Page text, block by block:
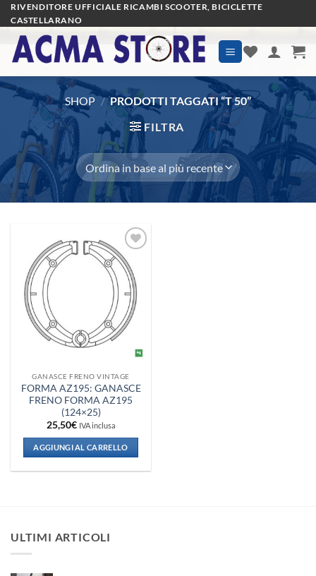
Salta
ai
contenuti
RIVENDITORE UFFICIALE RICAMBI SCOOTER, BICICLETTE
CASTELLARANO
SHOP / PRODOTTI TAGGATI “T 50”
FILTRA
Aggiungi
alla lista
dei
desideri
GANASCE FRENO VINTAGE
FORMA AZ195: GANASCE
FRENO FORMA AZ195
(124×25)
25,50€ IVA inclusa
AGGIUNGI AL CARRELLO
ULTIMI ARTICOLI